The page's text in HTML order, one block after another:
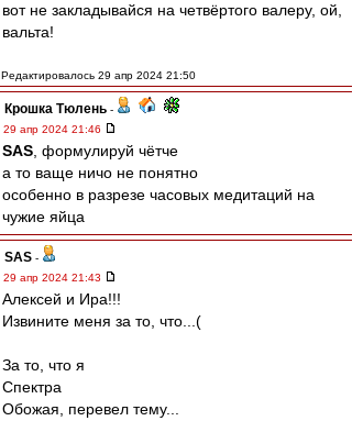
вот не закладывайся на четвёртого валеру, ой,
вальта!
Редактировалось 29 апр 2024 21:50
Крошка Тюлень -
29 апр 2024 21:46
SAS , формулируй чётче
а то ваще ничо не понятно
особенно в разрезе часовых медитаций на
чужие яйца
SAS -
29 апр 2024 21:43
Алексей и Ира!!!
Извините меня за то, что...(
За то, что я
Спектра
Обожая, перевел тему...